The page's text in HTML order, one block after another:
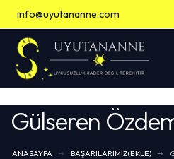
info@uyutananne.com
Banka Hesap Bilgileri
Gülseren
ANASAYFA BAŞARILARIMIZ(EKLE)